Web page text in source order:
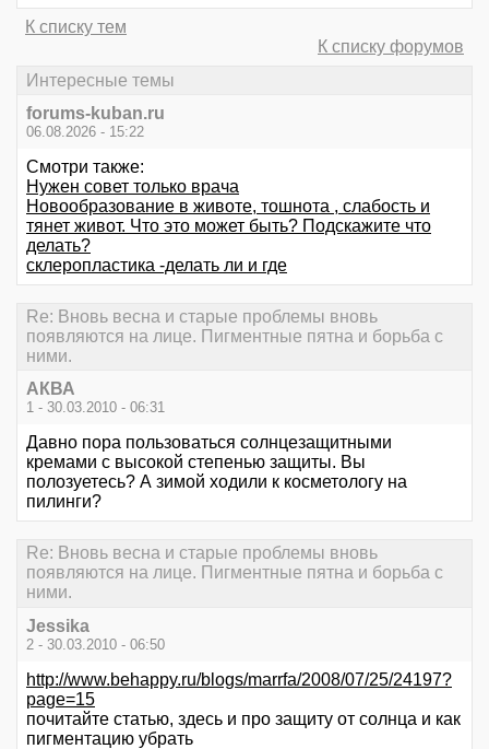
К списку тем
К списку форумов
Интересные темы
forums-kuban.ru
06.08.2026 - 15:22
Смотри также:
Нужен совет только врача
Новообразование в животе, тошнота , слабость и
тянет живот. Что это может быть? Подскажите что
делать?
склеропластика -делать ли и где
Re: Вновь весна и старые проблемы вновь
появляются на лице. Пигментные пятна и борьба с
ними.
АКВА
1 - 30.03.2010 - 06:31
Давно пора пользоваться солнцезащитными
кремами с высокой степенью защиты. Вы
полозуетесь? А зимой ходили к косметологу на
пилинги?
Re: Вновь весна и старые проблемы вновь
появляются на лице. Пигментные пятна и борьба с
ними.
Jessika
2 - 30.03.2010 - 06:50
http://www.behappy.ru/blogs/marrfa/2008/07/25/24197?
page=15
почитайте статью, здесь и про защиту от солнца и как
пигментацию убрать